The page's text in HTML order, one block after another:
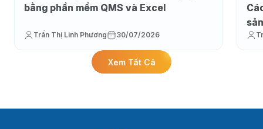
bằng phần mềm QMS và Excel
Trần Thị Linh Phương 30/07/2026
Xem Tất Cả